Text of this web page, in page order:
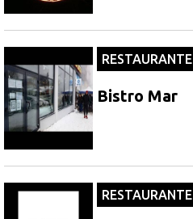
RESTAURANTE
Bistro Mar
RESTAURANTE